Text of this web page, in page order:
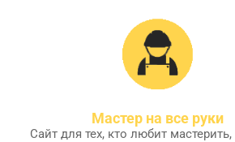
Мастер на все руки
Сайт для тех, кто любит